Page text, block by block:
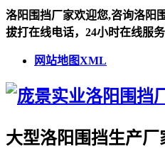
洛阳围挡厂家欢迎您,咨询洛阳
拔打在线电话，24小时在线服务
网站地图XML
大型洛阳围挡生产厂